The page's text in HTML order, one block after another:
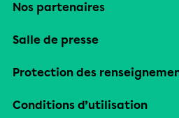
Nos partenaires
Salle de presse
Protection des
Conditions d’utilisation